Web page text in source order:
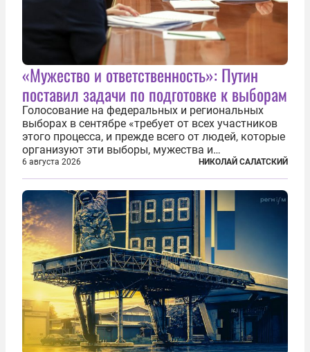
«Мужество и ответственность»: Путин
поставил задачи по подготовке к выборам
Голосование на федеральных и региональных
выборах в сентябре «требует от всех участников
этого процесса, и прежде всего от людей, которые
организуют эти выборы, мужества и
ответственного отношения к формированию
власти», — подчеркнул президент Владимир Путин
на состоявшейся 5 августа в Кремле...
6 августа 2026 НИКОЛАЙ САЛАТСКИЙ